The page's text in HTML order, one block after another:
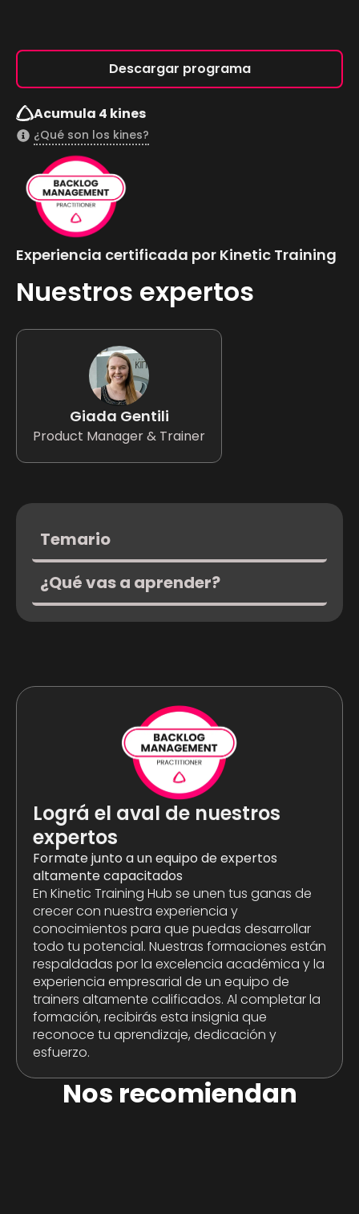
Descargar programa
Acumula 4 kines
¿Qué son los kines?
Experiencia certificada por Kinetic Training
Nuestros expertos
Giada Gentili
Product Manager & Trainer
Temario
¿Qué vas a aprender?
Lográ el aval de nuestros
expertos
Formate junto a un equipo de expertos
altamente capacitados
En Kinetic Training Hub se unen tus ganas de
crecer con nuestra experiencia y
conocimientos para que puedas desarrollar
todo tu potencial. Nuestras formaciones están
respaldadas por la excelencia académica y la
experiencia empresarial de un equipo de
trainers altamente calificados. Al completar la
formación, recibirás esta insignia que
reconoce tu aprendizaje, dedicación y
esfuerzo.
Nos recomiendan